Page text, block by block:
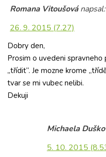
Romana Vitoušová napsal:
26. 9. 2015 (7.27)
Dobry den,
Prosim o uvedeni
„třídit“. Je mozne krome
tvar se mi vubec nelibi.
Dekuji
Michaela
5. 10. 2015